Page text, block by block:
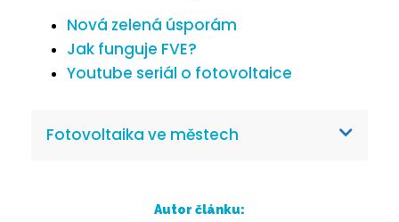
Nová zelená úsporám
Jak funguje FVE?
Youtube seriál o fotovoltaice
Fotovoltaika ve městech
Autor článku: